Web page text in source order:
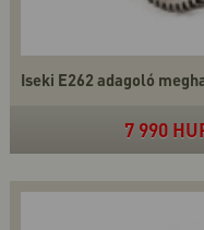
Iseki E262 adagoló
7 990